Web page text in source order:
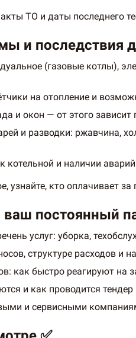
ТО и даты последнего
и последствия
(газовые котлы),
на отопление и
и окон — от этого
и разводки: ржавчина,
котельной и наличии
узнайте, кто оплачивает
постоянный
услуг: уборка,
структуре расходов и
как быстро реагируют на
и как проводится
и сервисными